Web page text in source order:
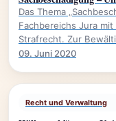
Das Thema
Fachbereichs Jura
Strafrecht. Zur
09. Juni 2020
Recht und Verwaltung